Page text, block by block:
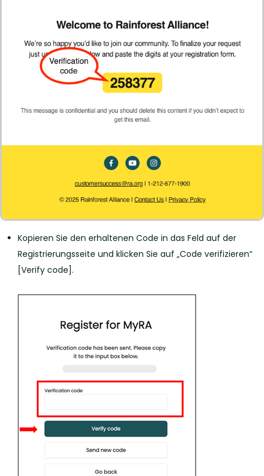
Kopieren Sie den erhaltenen Code in das Feld auf der
Registrierungsseite und klicken Sie auf „Code verifizieren“
[Verify code].